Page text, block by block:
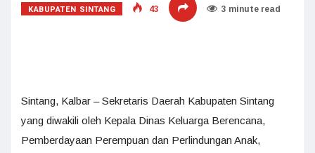
KABUPATEN SINTANG 43 3 minute read
Sintang, Kalbar – Sekretaris Daerah Kabupaten Sintang
yang diwakili oleh Kepala Dinas Keluarga Berencana,
Pemberdayaan Perempuan dan Perlindungan Anak,